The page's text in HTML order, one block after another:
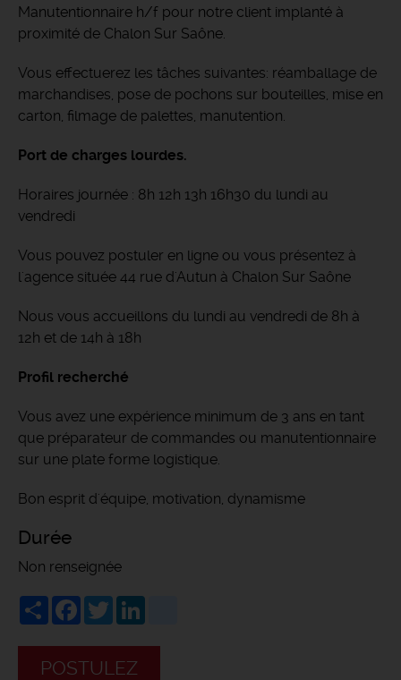
Manutentionnaire h/f pour notre client implanté à
proximité de Chalon Sur Saône.
Vous effectuerez les tâches suivantes: réamballage de
marchandises, pose de pochons sur bouteilles, mise en
carton, filmage de palettes, manutention.
Port de charges lourdes.
Horaires journée : 8h 12h 13h 16h30 du lundi au
vendredi
Vous pouvez postuler en ligne ou vous présentez à
l'agence située 44 rue d'Autun à Chalon Sur Saône
Nous vous accueillons du lundi au vendredi de 8h à
12h et de 14h à 18h
Profil recherché
Vous avez une expérience minimum de 3 ans en tant
que préparateur de commandes ou manutentionnaire
sur une plate forme logistique.
Bon esprit d'équipe, motivation, dynamisme
Durée
Non renseignée
ShareFacebook
Twitter
POSTULEZ